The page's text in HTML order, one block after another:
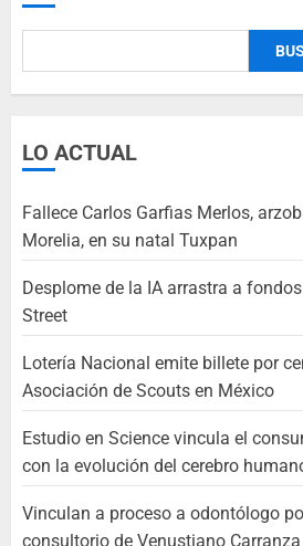
LO ACTUAL
Fallece Carlos Garfias Merlos,
Morelia, en su natal Tuxpan
Desplome de la IA arrastra a fondos
Street
Lotería Nacional emite billete por
Asociación de Scouts en México
Estudio en Science vincula el
con la evolución del cerebro
Vinculan a proceso a odontólogo
consultorio de Venustiano Carranza